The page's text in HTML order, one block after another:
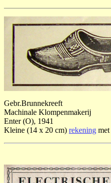
Gebr.Brunnekreeft
Machinale Klompenmakerij
Enter (O), 1941
Kleine (14 x 20 cm) rekening met